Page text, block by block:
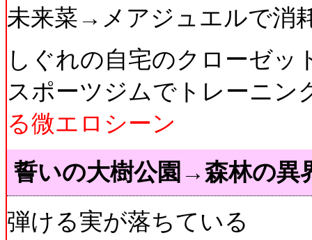
未来菜→メアジュエルで消
しぐれの自宅のクローゼッ
スポーツジムでトレーニ
る微エロシーン
誓いの大樹公園→森林の異
弾ける実が落ちている